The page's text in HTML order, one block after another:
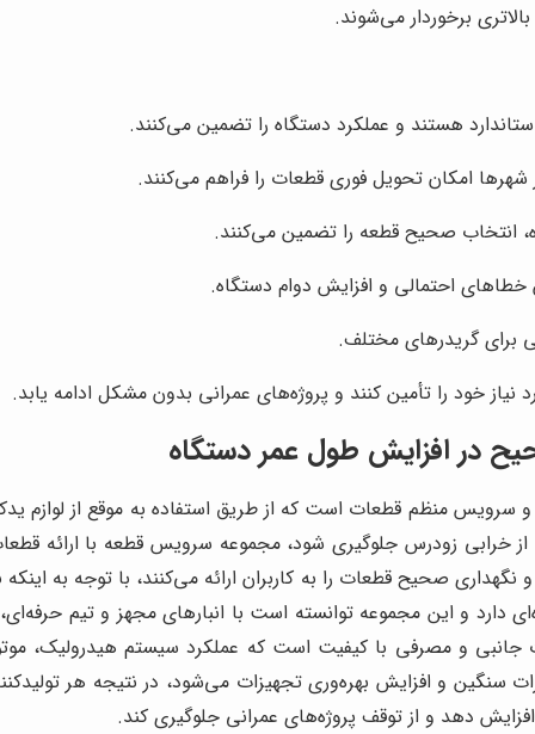
برخوردار می‌شوند.
هستند و عملکرد دستگاه را تضمین می‌کنند.
شهرها امکان تحویل فوری قطعات را فراهم می‌کنند.
انتخاب صحیح قطعه را تضمین می‌کنند.
احتمالی و افزایش دوام دستگاه.
برای گريدرهای مختلف.
خود را تأمین کنند و پروژه‌های عمرانی بدون مشکل ادامه یابد.
در افزایش طول عمر دستگاه
سرویس منظم قطعات است که از طریق استفاده به موقع از لوازم
زودرس جلوگیری شود، مجموعه سرویس قطعه با ارائه
صحیح قطعات را به کاربران ارائه می‌کنند، با توجه به
و این مجموعه توانسته است با انبارهای مجهز و تیم
جانبی و مصرفی با کیفیت است که عملکرد سیستم هیدرولیک،
و افزایش بهره‌وری تجهیزات می‌شود، در نتیجه هر
دهد و از توقف پروژه‌های عمرانی جلوگیری کند.